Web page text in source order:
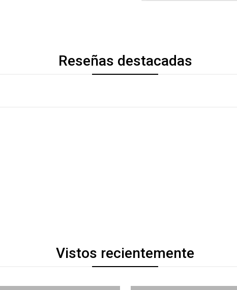
Reseñas destacadas
Vistos recientemente